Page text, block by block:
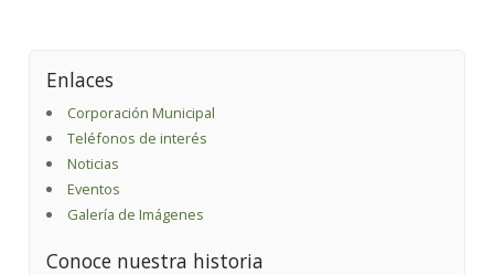
Enlaces
Corporación Municipal
Teléfonos de interés
Noticias
Eventos
Galería de Imágenes
Conoce nuestra historia